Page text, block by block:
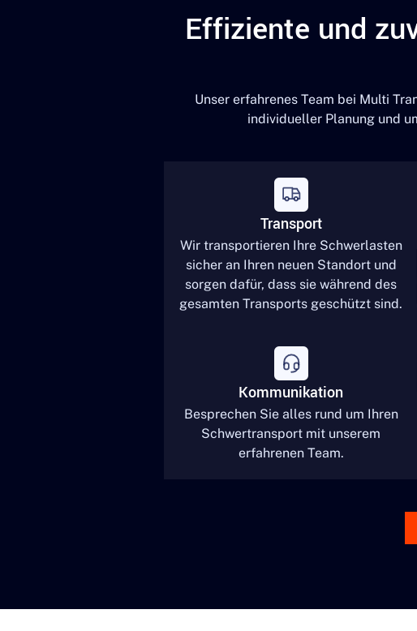
Effiziente und
Unser erfahrenes Team bei Multi
individueller Planung und
Transport
Wir transportieren Ihre Schwerlasten
sicher an Ihren neuen Standort und
sorgen dafür, dass sie während des
gesamten Transports geschützt sind.
Kommunikation
Besprechen Sie alles rund um Ihren
Schwertransport mit unserem
erfahrenen Team.